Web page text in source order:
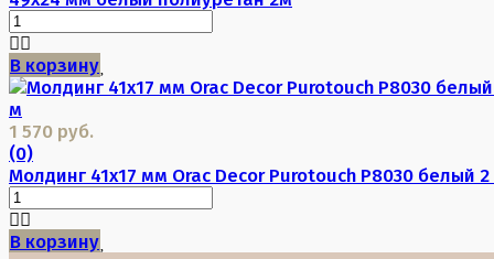
В корзину
1 570 руб.
(0)
Молдинг 41х17 мм Orac Decor Purotouch P8030 белый
В корзину